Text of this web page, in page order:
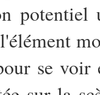
potentiel
se voir